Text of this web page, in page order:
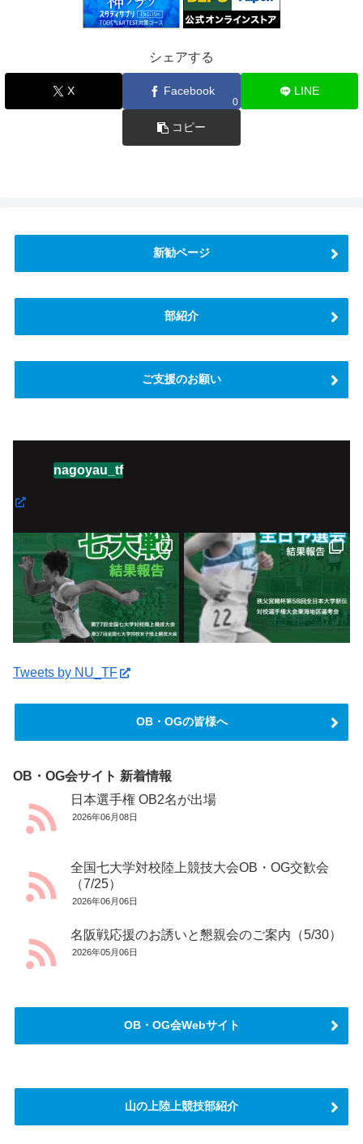
シェアする
X Facebook
0
LINE
コピー
新勧ページ
部紹介
ご支援のお願い
nagoyau_tf
Tweets by NU_TF
OB・OGの皆様へ
OB・OG会サイト 新着情報
日本選手権 OB2名が出場
2026年06月08日
全国七大学対校陸上競技大会OB・OG交歓会
（7/25）
2026年06月06日
名阪戦応援のお誘いと懇親会のご案内（5/30）
2026年05月06日
OB・OG会Webサイト
山の上陸上競技部紹介